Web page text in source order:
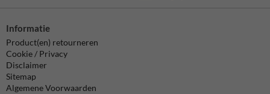
Informatie
Product(en) retourneren
Cookie / Privacy
Disclaimer
Sitemap
Algemene Voorwaarden